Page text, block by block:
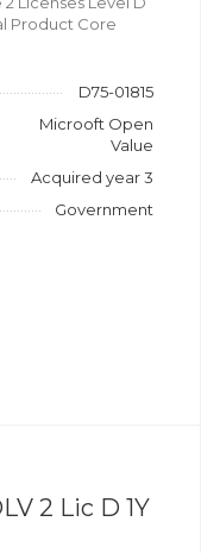
Product Core
D75-01815
Microoft Open
Value
Acquired year 3
Government
2 Lic D 1Y